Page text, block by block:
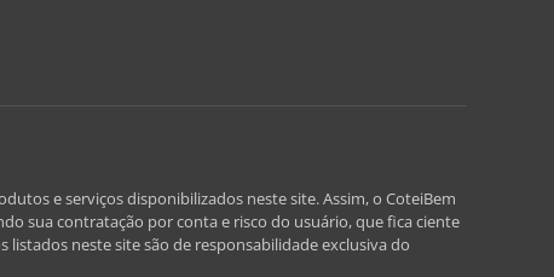
e serviços disponibilizados neste site. Assim, o CoteiBem
sua contratação por conta e risco do usuário, que fica ciente
neste site são de responsabilidade exclusiva do